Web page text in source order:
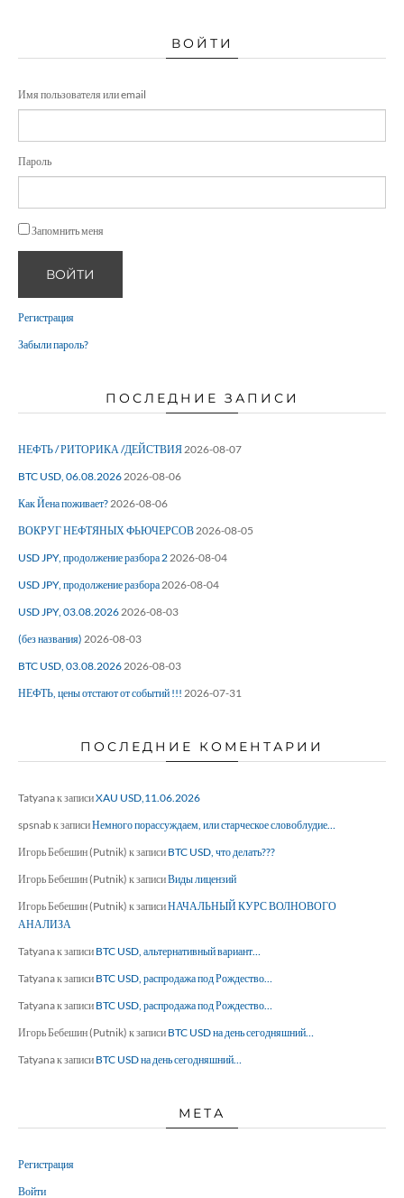
ВОЙТИ
Имя пользователя или email
Пароль
Запомнить меня
ВОЙТИ
Регистрация
Забыли пароль?
ПОСЛЕДНИЕ ЗАПИСИ
НЕФТЬ / РИТОРИКА /ДЕЙСТВИЯ 2026-08-07
BTC USD, 06.08.2026 2026-08-06
Как Йена поживает? 2026-08-06
ВОКРУГ НЕФТЯНЫХ ФЬЮЧЕРСОВ 2026-08-05
USD JPY, продолжение разбора 2 2026-08-04
USD JPY, продолжение разбора 2026-08-04
USD JPY, 03.08.2026 2026-08-03
(без названия) 2026-08-03
BTC USD, 03.08.2026 2026-08-03
НЕФТЬ, цены отстают от событий !!! 2026-07-31
ПОСЛЕДНИЕ КОМЕНТАРИИ
Tatyanaк записиXAU USD,11.06.2026
spsnabк записиНемного порассуждаем, или старческое словоблудие…
Игорь Бебешин (Putnik) к записи BTC USD, что делать???
Игорь Бебешин (Putnik) к записиВиды лицензий
Игорь Бебешин (Putnik) к записиНАЧАЛЬНЫЙ КУРС ВОЛНОВОГО
АНАЛИЗА
Tatyanaк записи BTC USD, альтернативный вариант…
Tatyanaк записи BTC USD, распродажа под Рождество…
Tatyanaк записи BTC USD, распродажа под Рождество…
Игорь Бебешин (Putnik) к записи BTC USD на день сегодняшний…
Tatyanaк записи BTC USD на день сегодняшний…
МЕТА
Регистрация
Войти